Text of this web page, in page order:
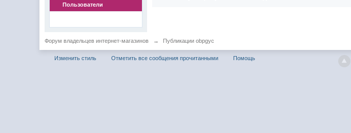
Пользователи
Форум владельцев интернет-магазинов → Публикации obpgyc
Изменить стиль Отметить все сообщения прочитанными Помощь